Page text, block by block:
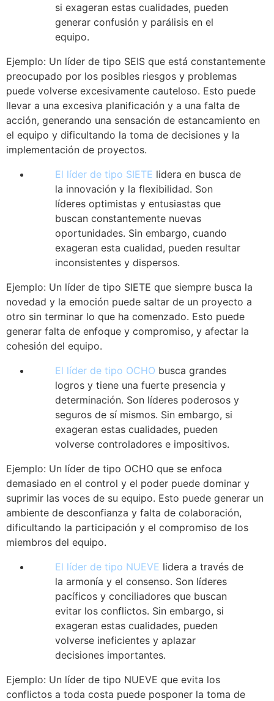
si exageran estas cualidades, pueden
generar confusión y parálisis en el
equipo.
Ejemplo: Un líder de tipo SEIS que está constantemente
preocupado por los posibles riesgos y problemas
puede volverse excesivamente cauteloso. Esto puede
llevar a una excesiva planificación y a una falta de
acción, generando una sensación de estancamiento en
el equipo y dificultando la toma de decisiones y la
implementación de proyectos.
El líder de tipo SIETE lidera en busca de
la innovación y la flexibilidad. Son
líderes optimistas y entusiastas que
buscan constantemente nuevas
oportunidades. Sin embargo, cuando
exageran esta cualidad, pueden resultar
inconsistentes y dispersos.
Ejemplo: Un líder de tipo SIETE que siempre busca la
novedad y la emoción puede saltar de un proyecto a
otro sin terminar lo que ha comenzado. Esto puede
generar falta de enfoque y compromiso, y afectar la
cohesión del equipo.
El líder de tipo OCHO busca grandes
logros y tiene una fuerte presencia y
determinación. Son líderes poderosos y
seguros de sí mismos. Sin embargo, si
exageran estas cualidades, pueden
volverse controladores e impositivos.
Ejemplo: Un líder de tipo OCHO que se enfoca
demasiado en el control y el poder puede dominar y
suprimir las voces de su equipo. Esto puede generar un
ambiente de desconfianza y falta de colaboración,
dificultando la participación y el compromiso de los
miembros del equipo.
El líder de tipo NUEVE lidera a través de
la armonía y el consenso. Son líderes
pacíficos y conciliadores que buscan
evitar los conflictos. Sin embargo, si
exageran estas cualidades, pueden
volverse ineficientes y aplazar
decisiones importantes.
Ejemplo: Un líder de tipo NUEVE que evita los
conflictos a toda costa puede posponer la toma de